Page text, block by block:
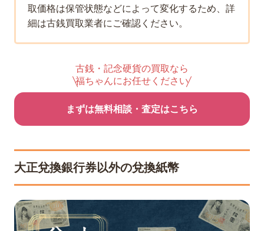
取価格は保管状態などによって変化するため、詳
細は古銭買取業者にご確認ください。
古銭・記念硬貨の買取なら
福ちゃんにお任せください
まずは無料相談・査定はこちら
大正兌換銀行券以外の兌換紙幣